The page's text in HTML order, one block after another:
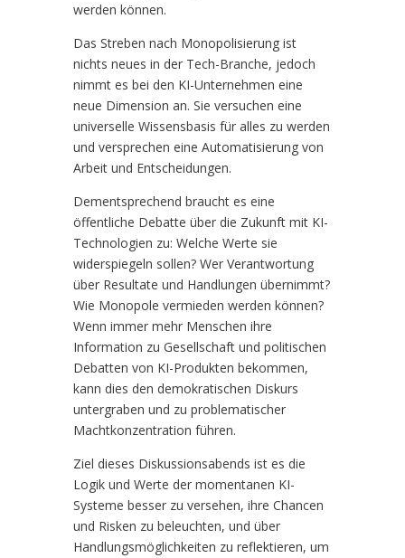
werden können.
Das Streben nach Monopolisierung ist
nichts neues in der Tech-Branche, jedoch
nimmt es bei den KI-Unternehmen eine
neue Dimension an. Sie versuchen eine
universelle Wissensbasis für alles zu werden
und versprechen eine Automatisierung von
Arbeit und Entscheidungen.
Dementsprechend braucht es eine
öffentliche Debatte über die Zukunft mit KI-
Technologien zu: Welche Werte sie
widerspiegeln sollen? Wer Verantwortung
über Resultate und Handlungen übernimmt?
Wie Monopole vermieden werden können?
Wenn immer mehr Menschen ihre
Information zu Gesellschaft und politischen
Debatten von KI-Produkten bekommen,
kann dies den demokratischen Diskurs
untergraben und zu problematischer
Machtkonzentration führen.
Ziel dieses Diskussionsabends ist es die
Logik und Werte der momentanen KI-
Systeme besser zu versehen, ihre Chancen
und Risken zu beleuchten, und über
Handlungsmöglichkeiten zu reflektieren, um